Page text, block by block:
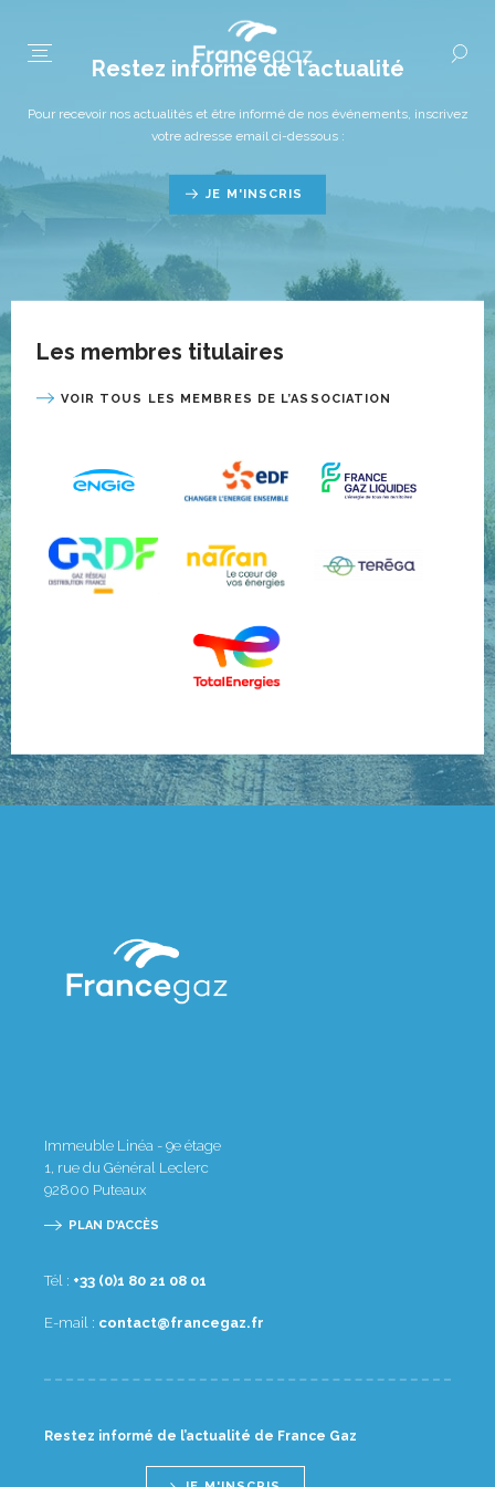
Restez informé de l’actualité
Pour recevoir nos actualités et être informé de nos événements, inscrivez
votre adresse email ci-dessous :
JE M'INSCRIS
Les membres titulaires
VOIR TOUS LES MEMBRES DE L’ASSOCIATION
Immeuble Linéa - 9e étage
1, rue du Général Leclerc
92800 Puteaux
PLAN D'ACCÈS
Tél : 10 80 12 08 1(0) 33+
E-mail : rf.zagecnarf@tcatnoc
Restez informé de l’actualité de France Gaz